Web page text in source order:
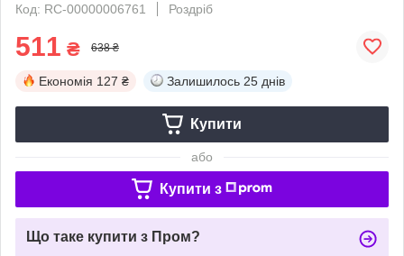
Код: RC-00000006761
Роздріб
511 ₴ 638 ₴
Економія 127 ₴ Залишилось 25 днів
Купити
або
Купити з
Що таке купити з Пром?